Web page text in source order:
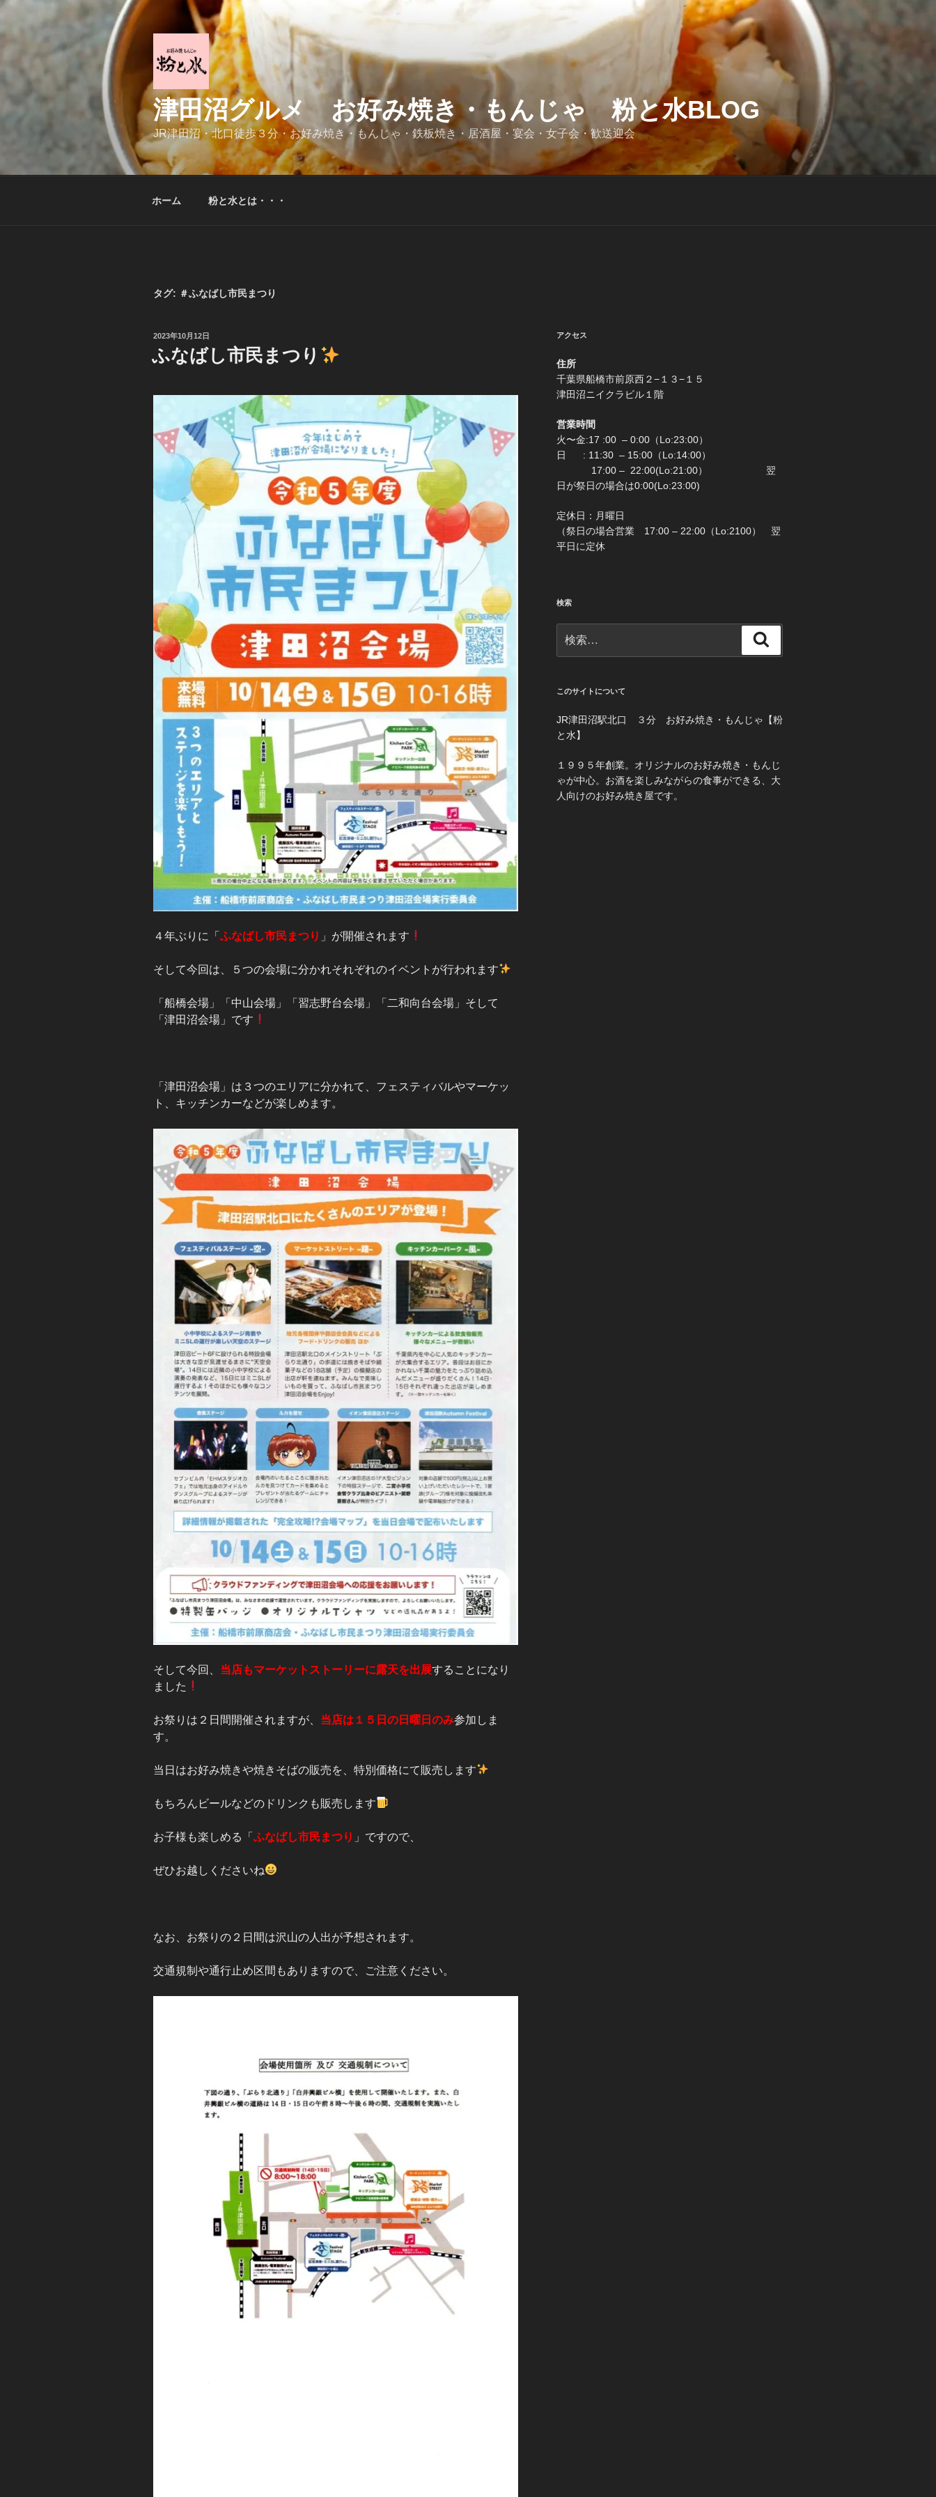
コ
津田沼グルメ お好み焼き・もんじゃ 粉と水BLOG
JR津田沼・北口徒歩３分・お好み焼き・もんじゃ・鉄板焼き・居酒屋・宴会・女子会・歓送迎会
ホーム 粉と水とは・・・
タグ: ＃ふなばし市民まつり
投
日:
2023年10月12日
ふなばし市民まつり
４年ぶりに「 ふなばし市民まつり 」が開催されます
そして今回は、５つの会場に分かれそれぞれのイベントが行われます
「船橋会場」「中山会場」「習志野台会場」「二和向台会場」そして
「津田沼会場」です
「津田沼会場」は３つのエリアに分かれて、フェスティバルやマーケッ
ト、キッチンカーなどが楽しめます。
そして今回、 当店もマーケットストーリーに露天を出展することになり
ました
お祭りは２日間開催されますが、 当店は１５日の日曜日のみ参加しま
す。
当日はお好み焼きや焼きそばの販売を、特別価格にて販売します
もちろんビールなどのドリンクも販売します
お子様も楽しめる「 ふなばし市民まつり 」ですので、
ぜひお越しくださいね
なお、お祭りの２日間は沢山の人出が予想されます。
交通規制や通行止め区間もありますので、ご注意ください。
アクセス
住所
千葉県船橋市前原西２−１３−１５
津田沼ニイクラビル１階
営業時間
火〜金:17 :00 – 0:00（Lo:23:00）
日 : 11:30 – 15:00（Lo:14:00）
17:00 – 22:00(Lo:21:00） 翌
日が祭日の場合は0:00(Lo:23:00)
定休日：月曜日
（祭日の場合営業 17:00 – 22:00（Lo:2100） 翌
平日に定休
検索
索:
索
このサイトについて
JR津田沼駅北口 ３分 お好み焼き・もんじゃ【粉
と水】
１９９５年創業。オリジナルのお好み焼き・もんじ
ゃが中心。お酒を楽しみながらの食事ができる、大
人向けのお好み焼き屋です。